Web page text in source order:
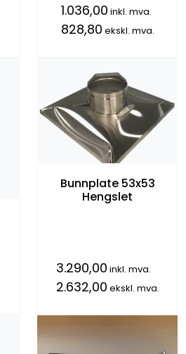
1.036,00 inkl. mva.
828,80 ekskl. mva.
Bunnplate 53x53
Hengslet
3.290,00 inkl. mva.
2.632,00 ekskl. mva.